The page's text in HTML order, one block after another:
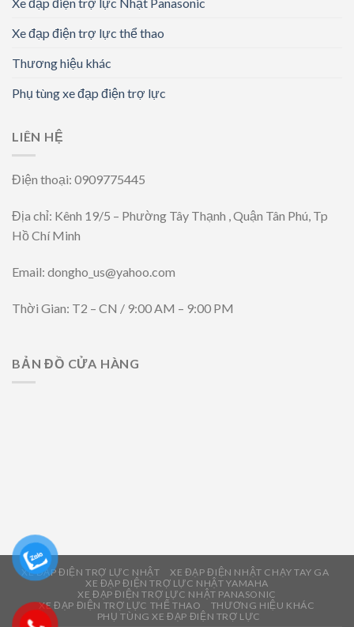
Xe đạp điện trợ lực thể thao
Thương hiệu khác
Phụ tùng xe đạp điện trợ lực
LIÊN HỆ
Điện thoại: 0909775445
Địa chỉ: Kênh 19/5 – Phường Tây Thạnh , Quận Tân Phú, Tp
Hồ Chí Minh
Email: dongho_us@yahoo.com
Thời Gian: T2 – CN / 9:00 AM – 9:00 PM
BẢN ĐỒ CỬA HÀNG
XE ĐẠP ĐIỆN TRỢ LỰC NHẬT
XE ĐẠP ĐIỆN NHẬT CHẠY TAY GA
XE ĐẠP ĐIỆN TRỢ LỰC NHẬT YAMAHA
XE ĐẠP ĐIỆN TRỢ LỰC NHẬT PANASONIC
XE ĐẠP ĐIỆN TRỢ LỰC THỂ THAO
THƯƠNG HIỆU KHÁC
PHỤ TÙNG XE ĐẠP ĐIỆN TRỢ LỰC